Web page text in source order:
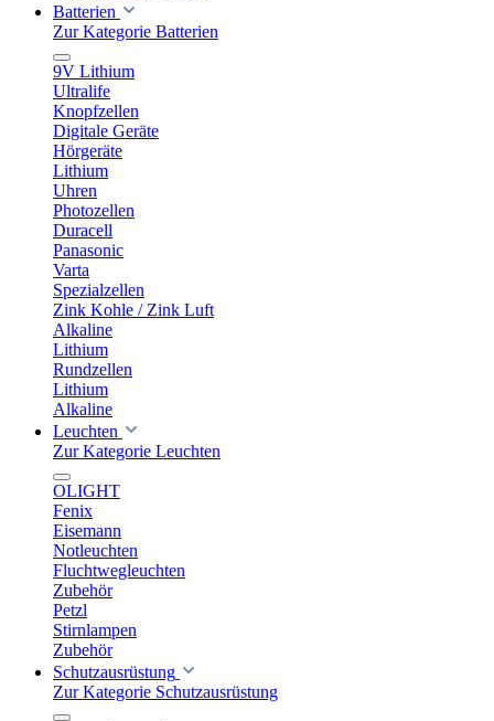
Batterien
Zur Kategorie Batterien
9V Lithium
Ultralife
Knopfzellen
Digitale Geräte
Hörgeräte
Lithium
Uhren
Photozellen
Duracell
Panasonic
Varta
Spezialzellen
Zink Kohle / Zink Luft
Alkaline
Lithium
Rundzellen
Lithium
Alkaline
Leuchten
Zur Kategorie Leuchten
OLIGHT
Fenix
Eisemann
Notleuchten
Fluchtwegleuchten
Zubehör
Petzl
Stirnlampen
Zubehör
Schutzausrüstung
Zur Kategorie Schutzausrüstung